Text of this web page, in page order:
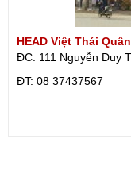
HEAD Việt Thái
ĐC: 111 Nguyễn Duy
ÐT: 08 37437567